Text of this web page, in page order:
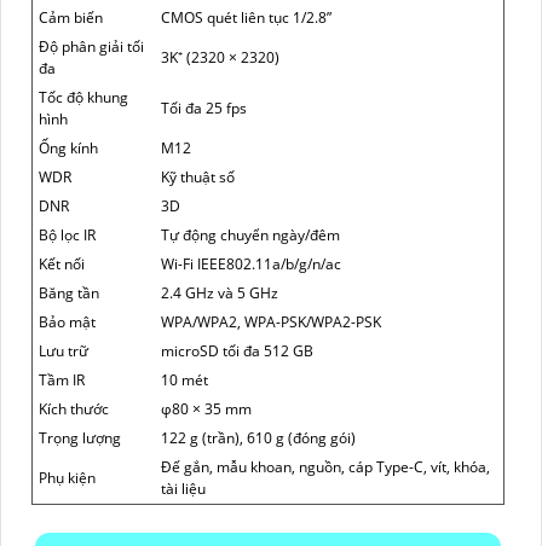
Cảm biến
CMOS quét liên tục 1/2.8”
Độ phân giải tối
đa
3K⁺ (2320 × 2320)
Tốc độ khung
hình
Tối đa 25 fps
Ống kính
M12
WDR
Kỹ thuật số
DNR
3D
Bộ lọc IR
Tự động chuyển ngày/đêm
Kết nối
Wi-Fi IEEE802.11a/b/g/n/ac
Băng tần
2.4 GHz và 5 GHz
Bảo mật
WPA/WPA2, WPA-PSK/WPA2-PSK
Lưu trữ
microSD tối đa 512 GB
Tầm IR
10 mét
Kích thước
φ80 × 35 mm
Trọng lượng
122 g (trần), 610 g (đóng gói)
Phụ kiện
Đế gắn, mẫu khoan, nguồn, cáp Type-C, vít, khóa,
tài liệu